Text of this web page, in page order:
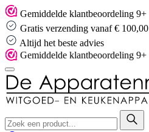
Skip
to
content
Gemiddelde klantbeoordeling 9+
Gratis verzending vanaf € 100,00
Altijd het beste advies
Gemiddelde klantbeoordeling 9+